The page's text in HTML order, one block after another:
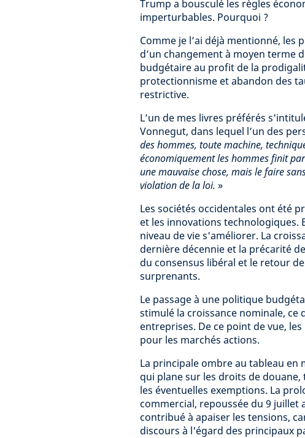
Trump a bousculé les règles
imperturbables. Pourquoi ?
Comme je l’ai déjà mentionné,
d’un changement à moyen terme
budgétaire au profit de la
protectionnisme et abandon des
restrictive.
L’un de mes livres préférés
Vonnegut, dans lequel l’un des
des hommes, toute machine,
économiquement les hommes finit
une mauvaise chose, mais le faire
violation de la loi. »
Les sociétés occidentales ont été
et les innovations technologiques.
niveau de vie s'améliorer. La
dernière décennie et la précarité
du consensus libéral et le retour
surprenants.
Le passage à une politique
stimulé la croissance nominale, ce
entreprises. De ce point de vue,
pour les marchés actions.
La principale ombre au tableau
qui plane sur les droits de
les éventuelles exemptions. La
commercial, repoussée du 9
contribué à apaiser les tensions,
discours à l'égard des principaux